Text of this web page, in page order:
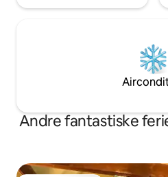
Andre fantastiske